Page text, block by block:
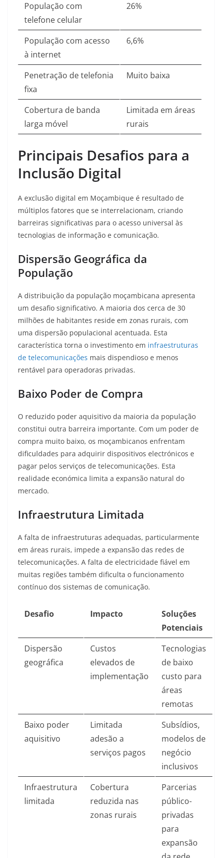
População com
telefone celular
26%
População com acesso
à internet
6,6%
Penetração de telefonia
fixa
Muito baixa
Cobertura de banda
larga móvel
Limitada em áreas
rurais
Principais Desafios para a
Inclusão Digital
A exclusão digital em Moçambique é resultado de
múltiplos fatores que se interrelacionam, criando
barreiras significativas para o acesso universal às
tecnologias de informação e comunicação.
Dispersão Geográfica da
População
A distribuição da população moçambicana apresenta
um desafio significativo. A maioria dos cerca de 30
milhões de habitantes reside em zonas rurais, com
uma dispersão populacional acentuada. Esta
característica torna o investimento em infraestruturas
de telecomunicações mais dispendioso e menos
rentável para operadoras privadas.
Baixo Poder de Compra
O reduzido poder aquisitivo da maioria da população
constitui outra barreira importante. Com um poder de
compra muito baixo, os moçambicanos enfrentam
dificuldades para adquirir dispositivos electrónicos e
pagar pelos serviços de telecomunicações. Esta
realidade económica limita a expansão natural do
mercado.
Infraestrutura Limitada
A falta de infraestruturas adequadas, particularmente
em áreas rurais, impede a expansão das redes de
telecomunicações. A falta de electricidade fiável em
muitas regiões também dificulta o funcionamento
contínuo dos sistemas de comunicação.
Desafio Impacto
Soluções
Potenciais
Dispersão
geográfica
Custos
elevados de
implementação
Tecnologias
de baixo
custo para
áreas
remotas
Baixo poder
aquisitivo
Limitada
adesão a
serviços pagos
Subsídios,
modelos de
negócio
inclusivos
Infraestrutura
limitada
Cobertura
reduzida nas
zonas rurais
Parcerias
público-
privadas
para
expansão